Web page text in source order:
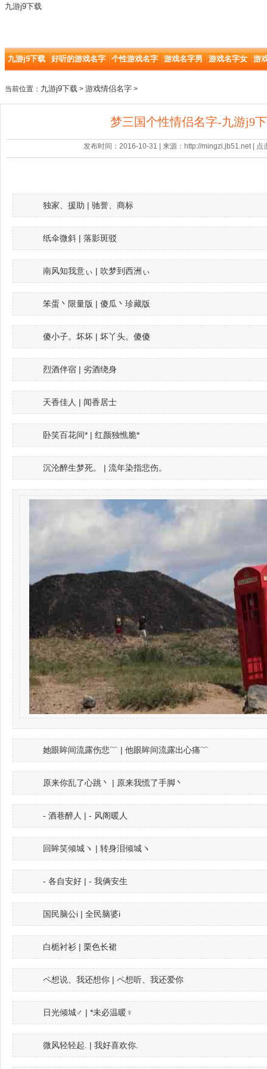
九游j9下载
九游j9下载 好听的游戏名字 个性游戏名字 游戏名字男 游戏名字女 游
当前位置： 九游j9下载 > 游戏情侣名字 >
梦三国个性情侣名字-九游j9
发布时间：2016-10-31 | 来源：http://mingzi.jb51.net | 点
独家、援助 | 驰誉、商标
纸伞微斜 | 落影斑驳
南风知我意ぃ | 吹梦到西洲ぃ
笨蛋丶限量版 | 傻瓜丶珍藏版
傻小子。坏坏 | 坏丫头。傻傻
烈酒伴宿 | 劣酒绕身
天香佳人 | 闻香居士
卧笑百花间* | 红颜独憔脆*
沉沦醉生梦死。 | 流年染指悲伤。
她眼眸间流露伤悲﹌ | 他眼眸间流露出心痛﹌
原来你乱了心跳丶 | 原来我慌了手脚丶
- 酒巷醉人 | - 风阁暖人
回眸笑倾城ヽ | 转身泪倾城ヽ
- 各自安好 | - 我俩安生
国民脑公i | 全民脑婆i
白栀衬衫 | 栗色长裙
ペ想说、我还想你 | ペ想听、我还爱你
日光倾城♂ | *未必温暖♀
微风轻轻起. | 我好喜欢你.